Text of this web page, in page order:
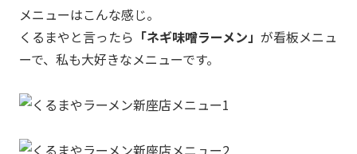
メニューはこんな感じ。
くるまやと言ったら 「ネギ味噌ラーメン」 が看板メニュ
ーで、私も大好きなメニューです。